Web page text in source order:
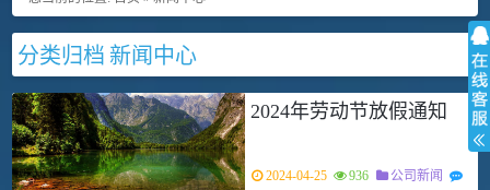
分类归档 新闻中心
2024年劳动节放假通知
2024-04-25 936
公司新闻